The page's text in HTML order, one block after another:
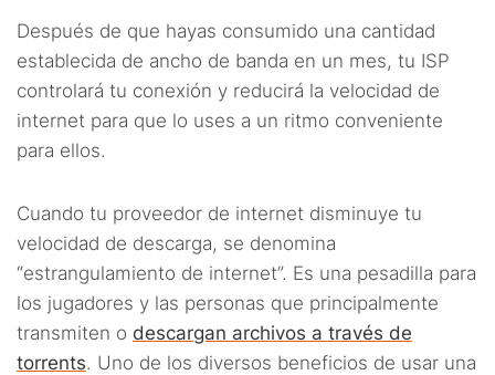
Después de que hayas consumido una cantidad
establecida de ancho de banda en un mes, tu ISP
controlará tu conexión y reducirá la velocidad de
internet para que lo uses a un ritmo conveniente
para ellos.
Cuando tu proveedor de internet disminuye tu
velocidad de descarga, se denomina
“estrangulamiento de internet”. Es una pesadilla para
los jugadores y las personas que principalmente
transmiten o descargan archivos a través de
torrents. Uno de los diversos beneficios de usar una